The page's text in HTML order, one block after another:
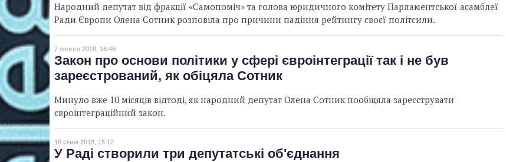
Народний депутат від фракції «Самопоміч» та голова юридичного комітету Парламентської асамблеї
Ради Європи Олена Сотник розповіла про причини падіння рейтингу своєї політсили.
7 лютого 2018, 16:46
Закон про основи політики у сфері євроінтеграції так і не був
зареєстрований, як обіцяла Сотник
Минуло вже 10 місяців відтоді, як народний депутат Олена Сотник пообіцяла зареєструвати
євроінтеграційний закон.
16 січня 2018, 15:12
У Раді створили три депутатські об'єднання